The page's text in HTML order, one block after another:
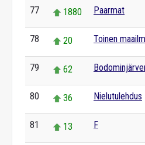
77 1880 Paarmat
78 20 Toinen
79 62
80 36 Nielutulehdus
81 13 F